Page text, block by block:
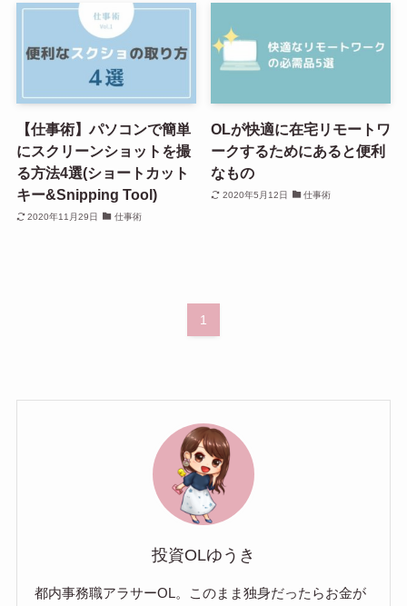
【仕事術】パソコンで簡単
にスクリーンショットを撮
る方法4選(ショートカット
キー&Snipping Tool)
2020年11月29日 仕事術
OLが快適に在宅リモートワ
ークするためにあると便利
なもの
2020年5月12日 仕事術
1
投資OLゆうき
都内事務職アラサーOL。このまま独身だったらお金が